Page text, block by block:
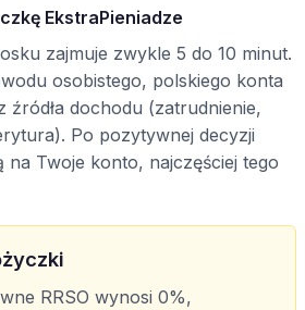
EkstraPieniadze
zajmuje zwykle 5 do 10 minut.
osobistego, polskiego konta
źródła dochodu (zatrudnienie,
Po pozytywnej decyzji
na Twoje konto, najczęściej tego
RRSO wynosi 0%,